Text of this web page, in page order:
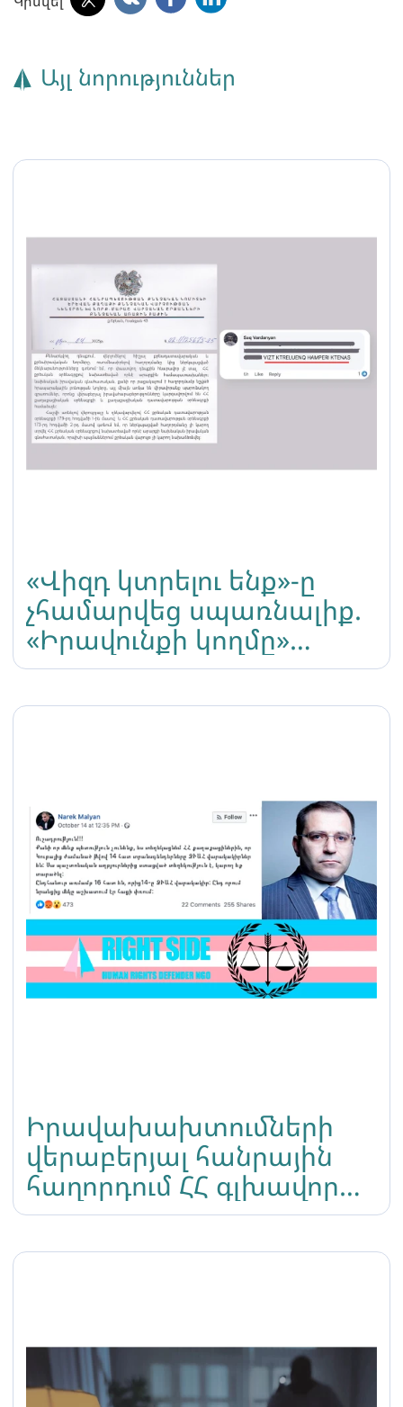
Այլ նորություններ
«Վիզդ կտրելու ենք»-ը
չհամարվեց սպառնալիք.
«Իրավունքի կողմը»
բողոքարկելու է ՀՀ
քննչական կոմիտեի
Իրավախախտումների
վերաբերյալ հանրային
հաղորդում ՀՀ գլխավոր
դատախազությանը